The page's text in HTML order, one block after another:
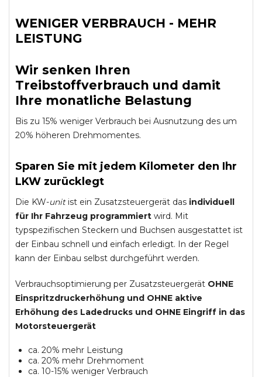
WENIGER VERBRAUCH - MEHR
LEISTUNG
Wir senken Ihren
Treibstoffverbrauch und damit
Ihre monatliche Belastung
Bis zu 15% weniger Verbrauch bei Ausnutzung des um
20% höheren Drehmomentes.
Sparen Sie mit jedem Kilometer den Ihr
LKW zurücklegt
Die KW-unitist ein Zusatzsteuergerät das individuell
für Ihr Fahrzeug programmiert wird. Mit
typspezifischen Steckern und Buchsen ausgestattet ist
der Einbau schnell und einfach erledigt. In der Regel
kann der Einbau selbst durchgeführt werden.
Verbrauchsoptimierung per Zusatzsteuergerät OHNE
Einspritzdruckerhöhung und OHNE aktive
Erhöhung des Ladedrucks und OHNE Eingriff in das
Motorsteuergerät
ca. 20% mehr Leistung
ca. 20% mehr Drehmoment
ca. 10-15% weniger Verbrauch